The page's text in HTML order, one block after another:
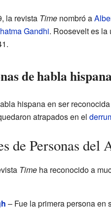
la revista Timenombró a
Gandhi. Roosevelt es
de habla
hispana en ser
atrapados en el
de Personas del
Timeha reconocido a
– Fue la primera persona en